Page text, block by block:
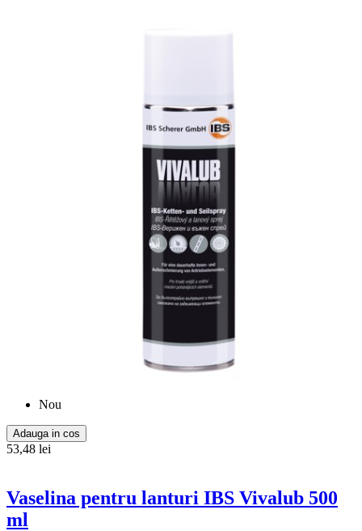
Nou
Adauga in cos
53,48 lei
Vaselina pentru lanturi IBS Vivalub 500
ml